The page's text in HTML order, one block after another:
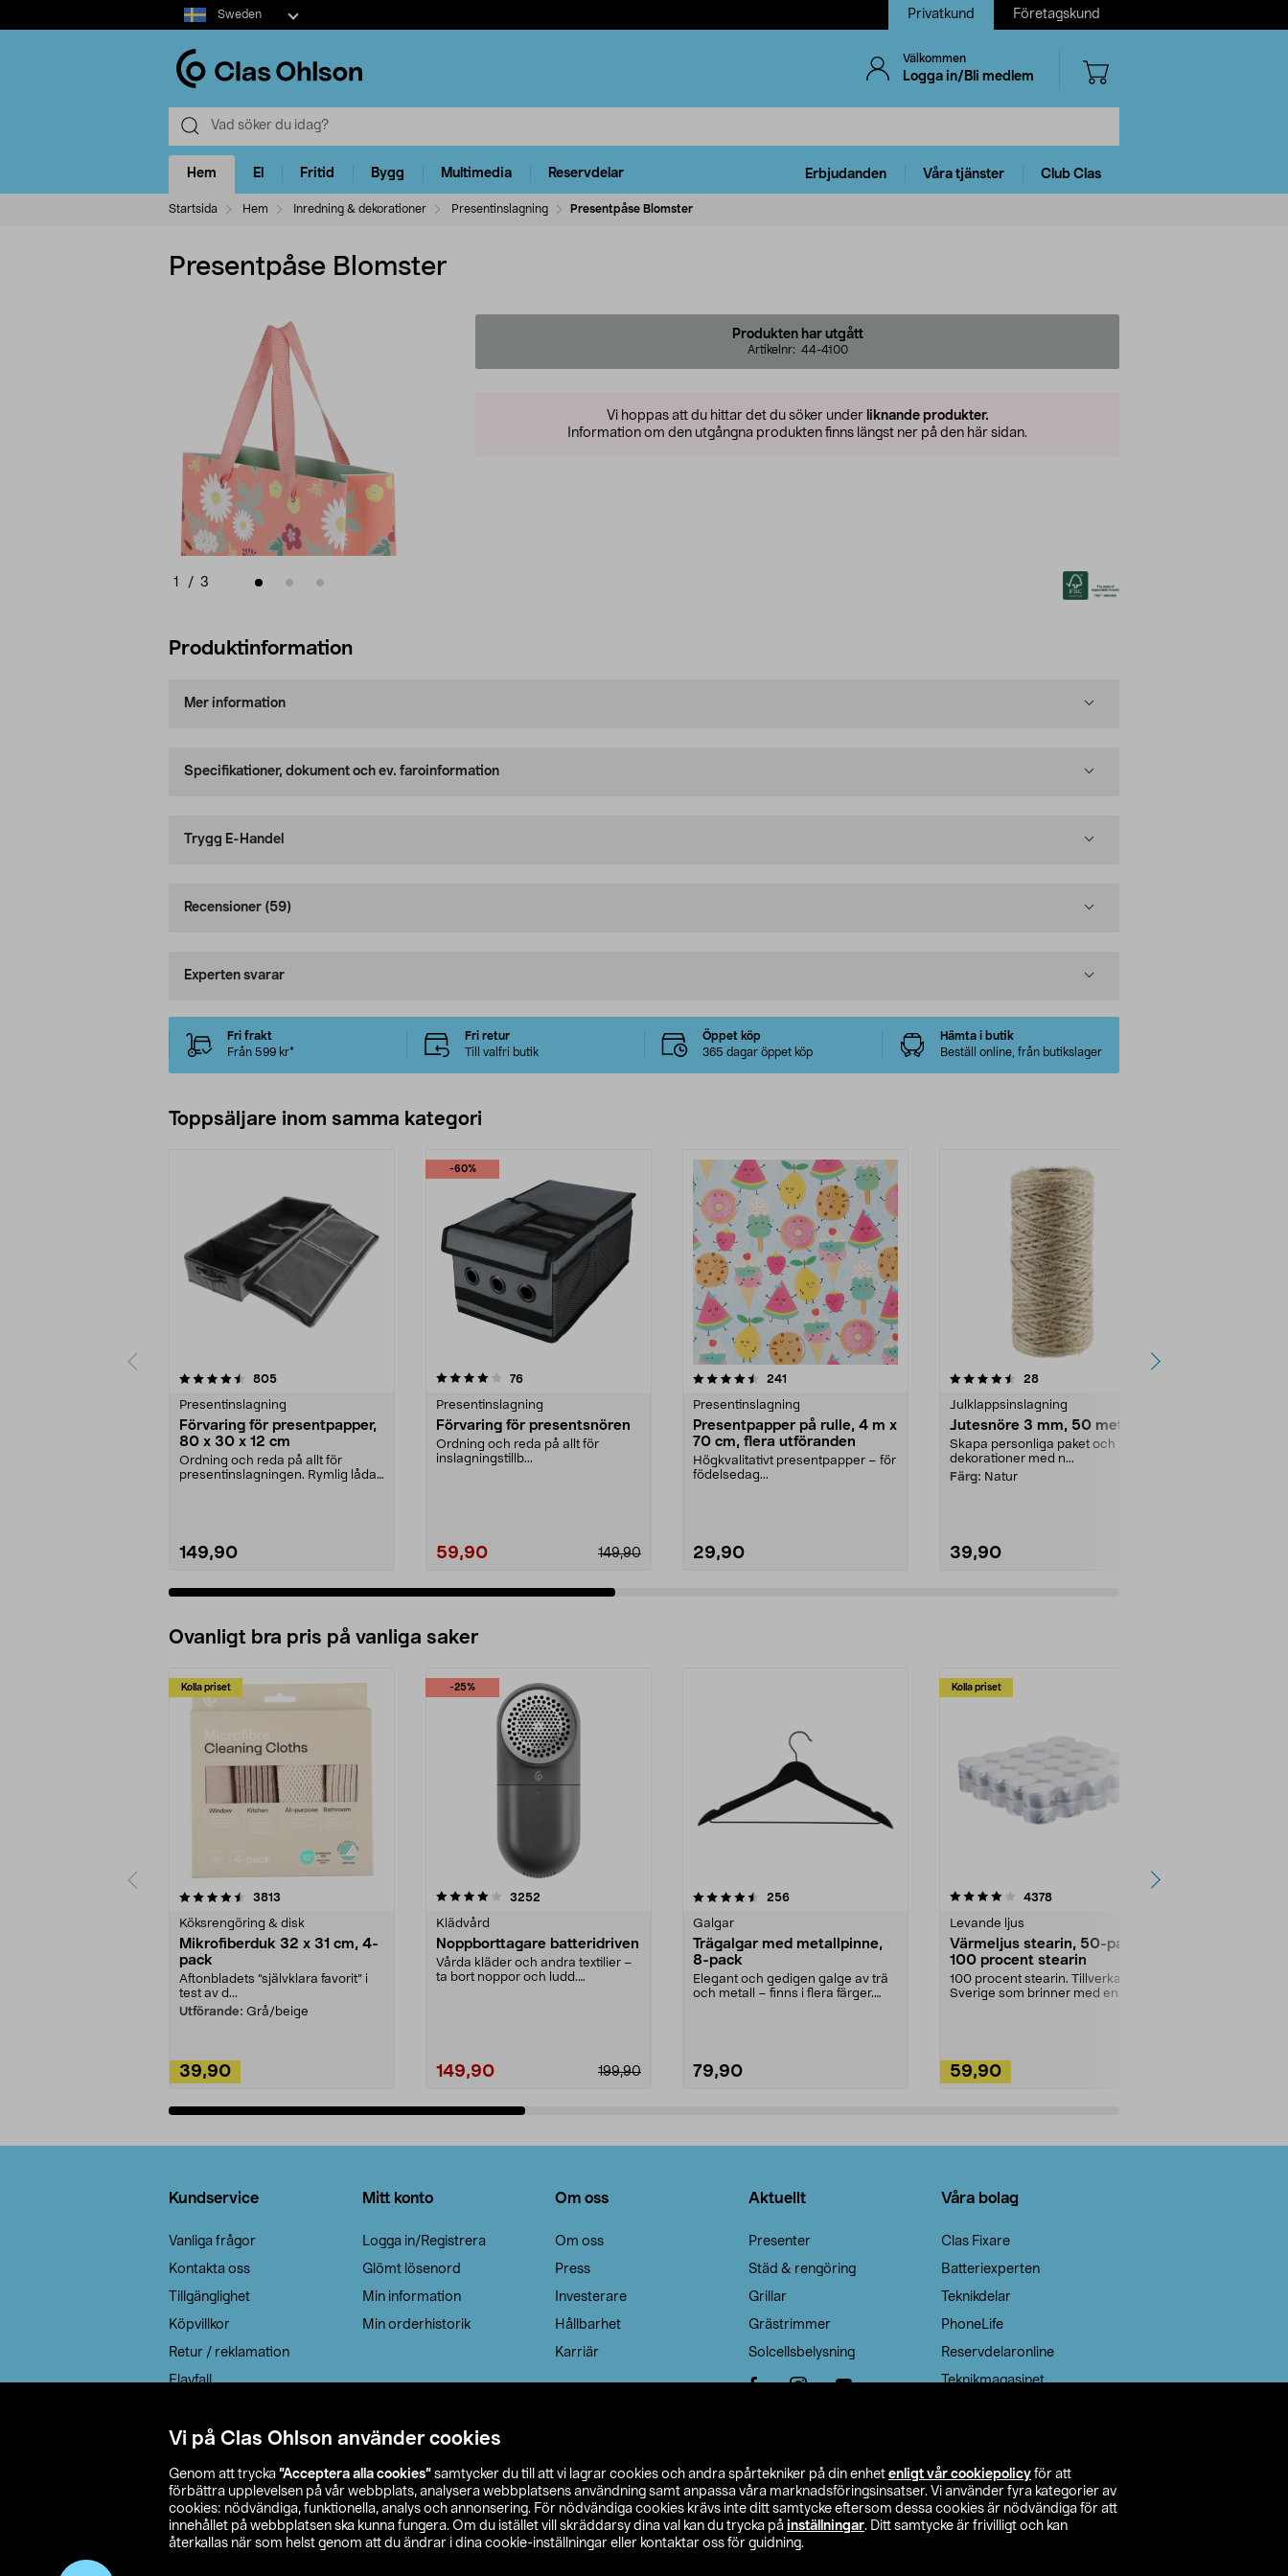
Vi på Clas Ohlson använder cookies
Genom att trycka ”Acceptera alla cookies” samtycker du till att vi lagrar cookies och andra spårtekniker på din enhet enligt vår cookiepolicy för att
förbättra upplevelsen på vår webbplats, analysera webbplatsens användning samt anpassa våra marknadsföringsinsatser. Vi använder fyra kategorier av
cookies: nödvändiga, funktionella, analys och annonsering. För nödvändiga cookies krävs inte ditt samtycke eftersom dessa cookies är nödvändiga för att
innehållet på webbplatsen ska kunna fungera. Om du istället vill skräddarsy dina val kan du trycka på inställningar. Ditt samtycke är frivilligt och kan
återkallas när som helst genom att du ändrar i dina cookie-inställningar eller kontaktar oss för guidning.
Select
market
Sweden Privatkund Företagskund
Välkommen
Logga in/Bli medlem
Hem El Fritid Bygg Multimedia Reservdelar Erbjudanden Våra tjänster Club Clas
Startsida Hem Inredning & dekorationer Presentinslagning Presentpåse Blomster
Presentpåse Blomster
1 / 3
Produkten har utgått
Artikelnr: 44-4100
Vi hoppas att du hittar det du söker under liknande produkter.
Information om den utgångna produkten finns längst ner på den här sidan.
Produktinformation
Mer information
Specifikationer, dokument och ev. faroinformation
Trygg E-Handel
Recensioner (59)
Experten svarar
Fri frakt
Från 599 kr*
Fri retur
Till valfri butik
Öppet köp
365 dagar öppet köp
Hämta i butik
Beställ online, från butikslager
Toppsäljare inom samma kategori
805recensioner
Presentinslagning
Förvaring för presentpapper,
80 x 30 x 12 cm
Ordning och reda på allt för
presentinslagningen. Rymlig låda
149,90
-60%
4.0 av 5 stjärnor 76recensioner
Presentinslagning
Förvaring för presentsnören
Ordning och reda på allt för
inslagningstillb...
59,90 149,90
4.5 av 5 stjärnor 241
Presentinslagning
Presentpapper på rulle, 4 m x
70 cm, flera utföranden
Högkvalitativt presentpapper – för
födelsedag...
29,90
4.5 av 5 stjärnor 28recensioner
Julklappsinslagning
Jutesnöre 3 mm, 50 meter
Skapa personliga paket och
dekorationer med n...
Färg: Natur
39,90
4.5 av 5 stjärnor
Ovanligt bra pris på vanliga saker
Kolla priset
3813
Köksrengöring & disk
Mikrofiberduk 32 x 31 cm, 4-
pack
Aftonbladets "självklara favorit” i
test av d...
Utförande: Grå/beige
39,90
-25%
4.0av 5 stjärnor 3252
Klädvård
Noppborttagare batteridriven
Vårda kläder och andra textilier –
ta bort noppor och ludd.
199,90
149,90
4.5av 5 stjärnor 256recensioner
Galgar
Trägalgar med metallpinne,
8-pack
Elegant och gedigen galge av trä
och metall – finns i flera färger.
79,90
Kolla priset
4.0av 5 stjärnor 4378recensioner
Levande ljus
Värmeljus stearin, 50-pack,
100 procent stearin
100 procent stearin. Tillverkade i
Sverige som brinner med en
59,90
4.5av 5 stjärnor
Kundservice
Vanliga frågor
Kontakta oss
Tillgänglighet
Köpvillkor
Retur / reklamation
Elavfall
Leveransalternativ
Mitt konto
Logga in/Registrera
Glömt lösenord
Min information
Min orderhistorik
Om oss
Om oss
Press
Investerare
Hållbarhet
Karriär
Aktuellt
Presenter
Städ & rengöring
Grillar
Grästrimmer
Solcellsbelysning
Våra bolag
Clas Fixare
Batteriexperten
Teknikdelar
PhoneLife
Reservdelaronline
Teknikmagasinet